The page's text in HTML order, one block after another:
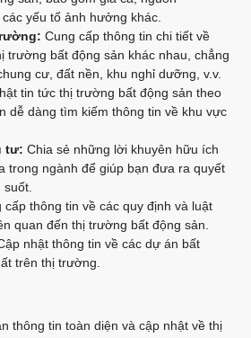
yếu tố ảnh hưởng khác.
Cung cấp thông tin chi tiết về
trường bất động sản khác nhau, chẳng
cư, đất nền, khu nghỉ dưỡng, v.v.
tin tức thị trường bất động sản theo
dễ dàng tìm kiếm thông tin về khu vực
tư: Chia sẻ những lời khuyên hữu ích
trong ngành để giúp bạn đưa ra quyết
cấp thông tin về các quy định và luật
quan đến thị trường bất động sản.
nhật thông tin về các dự án bất
trên thị trường.
thông tin toàn diện và cập nhật về thị